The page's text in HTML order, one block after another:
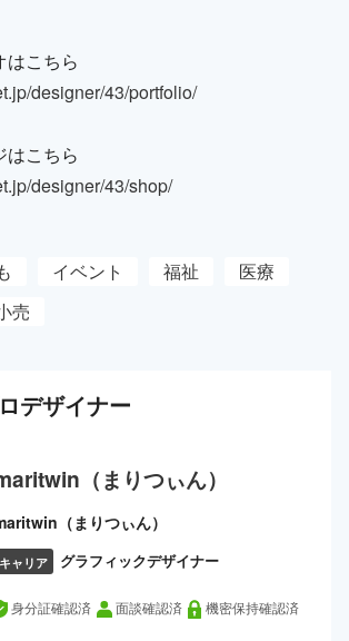
はこちら
designer/43/portfolio/
はこちら
designer/43/shop/
イベント 福祉
医療
売
デザイナー
（まりつぃん）
（まりつぃん）
キャリア グラフィックデザイナー
身分証確認済 面談確認済 機密保持確認済